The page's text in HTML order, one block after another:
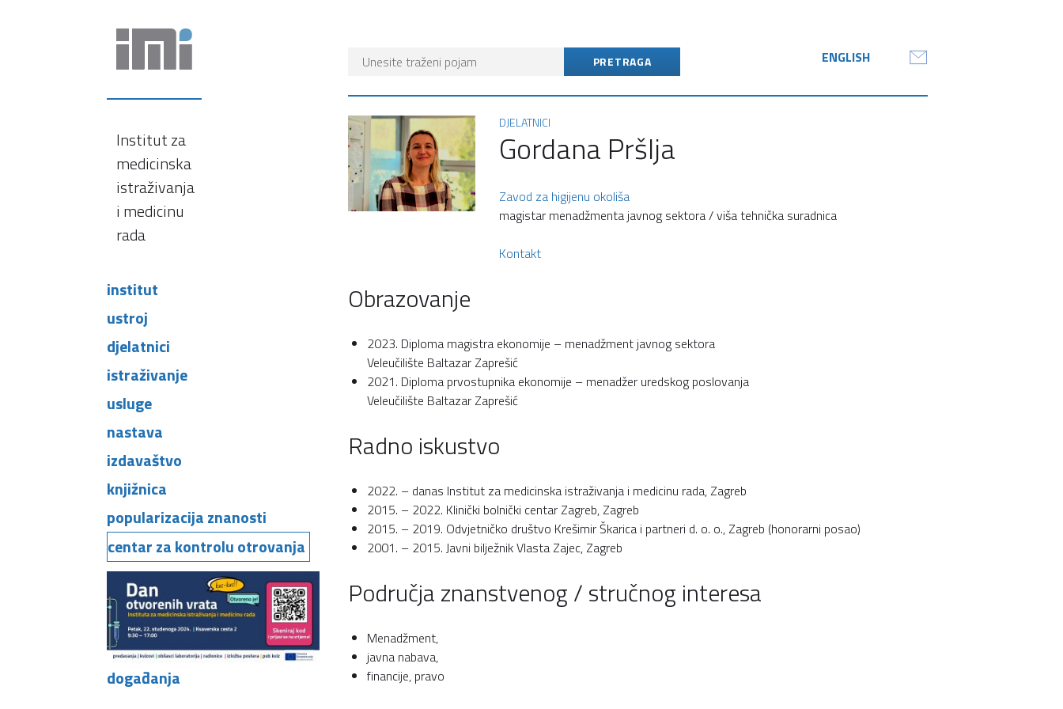
Institut za
medicinska
istraživanja
i medicinu
rada
institut
ustroj
djelatnici
istraživanje
usluge
nastava
izdavaštvo
knjižnica
popularizacija znanosti
centar za kontrolu otrovanja
događanja
ENGLISH
DJELATNICI
Gordana Pršlja
Zavod za higijenu okoliša
magistar menadžmenta javnog sektora / viša tehnička suradnica
Kontakt
Obrazovanje
2023. Diploma magistra ekonomije – menadžment javnog sektora
Veleučilište Baltazar Zaprešić
2021. Diploma prvostupnika ekonomije – menadžer uredskog poslovanja
Veleučilište Baltazar Zaprešić
Radno iskustvo
2022. – danas Institut za medicinska istraživanja i medicinu rada, Zagreb
2015. – 2022. Klinički bolnički centar Zagreb, Zagreb
2015. – 2019. Odvjetničko društvo Krešimir Škarica i partneri d. o. o., Zagreb (honorarni posao)
2001. – 2015. Javni bilježnik Vlasta Zajec, Zagreb
Područja znanstvenog / stručnog interesa
Menadžment,
javna nabava,
financije, pravo